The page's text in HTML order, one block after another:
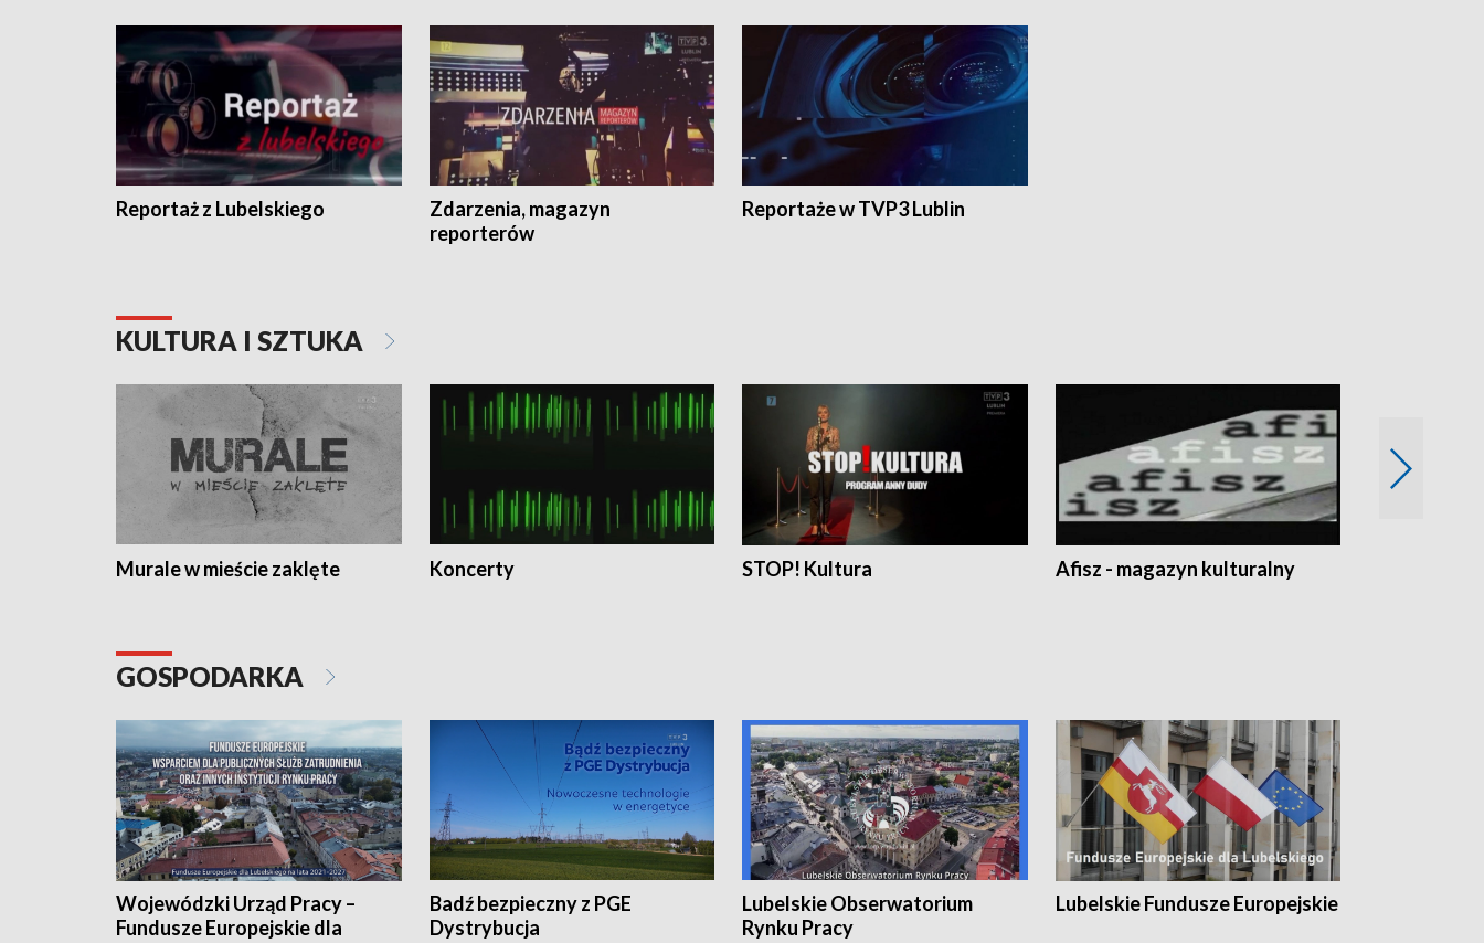
Reportaż z Lubelskiego
Zdarzenia, magazyn
reporterów
Reportaże w TVP3 Lublin
KULTURA I SZTUKA
Murale w mieście zaklęte Koncerty STOP! Kultura Afisz - magazyn kulturalny
GOSPODARKA
Wojewódzki Urząd Pracy –
Fundusze Europejskie dla
Badź bezpieczny z PGE
Dystrybucja
Lubelskie Obserwatorium
Rynku Pracy
Lubelskie Fundusze Europejskie